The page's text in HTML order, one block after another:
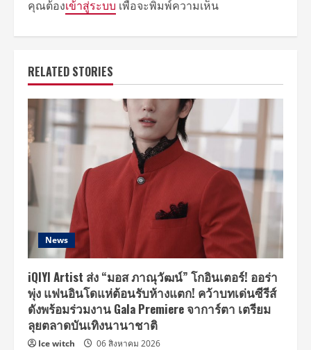
คุณต้องเข้าสู่ระบบ เพื่อจะพิมพ์ความเห็น
RELATED STORIES
News
iQIYI Artist ส่ง “มอส ภาณุวัฒน์” โกอินเตอร์! ออร่า
พุ่ง แฟนอินโดแห่ต้อนรับห้างแตก! คว้าบทเด่นซีรีส์
ดังพร้อมร่วมงาน Gala Premiere จาการ์ตา เตรียม
ลุยตลาดบันเทิงนานาชาติ
Ice witch 06 สิงหาคม 2026